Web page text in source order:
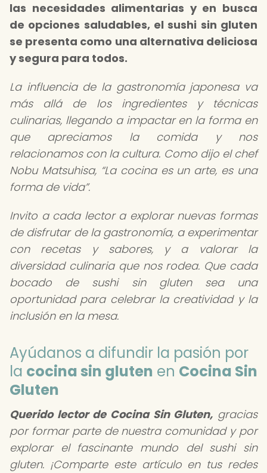
las necesidades alimentarias y en busca
de opciones saludables, el sushi sin gluten
se presenta como una alternativa deliciosa
y segura para todos.
La influencia de la gastronomía japonesa va
más allá de los ingredientes y técnicas
culinarias, llegando a impactar en la forma en
que apreciamos la comida y nos
relacionamos con la cultura. Como dijo el chef
Nobu Matsuhisa, La cocina es un arte, es una
forma de vida .
Invito a cada lector a explorar nuevas formas
de disfrutar de la gastronomía, a experimentar
con recetas y sabores, y a valorar la
diversidad culinaria que nos rodea. Que cada
bocado de sushi sin gluten sea una
oportunidad para celebrar la creatividad y la
inclusión en la mesa.
Ayúdanos a difundir la pasión por
la cocina sin gluten en Cocina Sin
Gluten
Querido lector de Cocina Sin Gluten, gracias
por formar parte de nuestra comunidad y por
explorar el fascinante mundo del sushi sin
gluten. ¡Comparte este artículo en tus redes